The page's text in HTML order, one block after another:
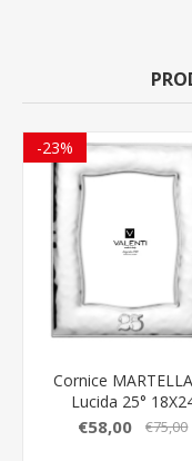
-23%
Cornice
Lucida 25°
52157/5
€58,00 €75,00